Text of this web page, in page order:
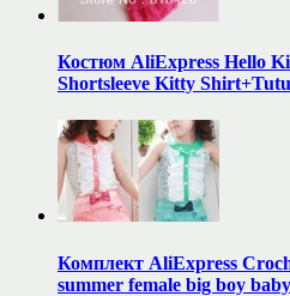
Костюм AliExpress Hello
Shortsleeve Kitty
Комплект AliExpress
summer female big boy